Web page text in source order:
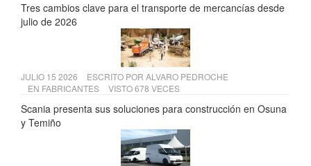
Tres cambios clave para el transporte de mercancías desde
julio de 2026
JULIO 15 2026 ESCRITO POR ALVARO PEDROCHE
EN FABRICANTES VISTO 678 VECES
Scania presenta sus soluciones para construcción en Osuna
y Temiño